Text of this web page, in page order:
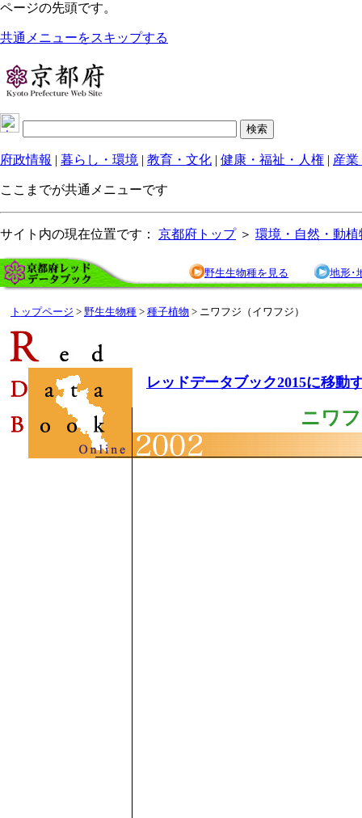
ページの先頭です。
共通メニューをスキップする
府政情報 | 暮らし・環境 | 教育・文化 | 健康・福祉・人権 | 産業
ここまでが共通メニューです
サイト内の現在位置です： 京都府トップ＞ 環境・自然・動植
野生生物種を見る 地形･
トップページ > 野生生物種 > 種子植物 > ニワフジ（イワフジ）
レッドデータブック2015に移動
ニワ